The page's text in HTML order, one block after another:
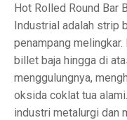
Hot Rolled Round Bar
Industrial adalah strip
penampang
billet baja hingga di
menggulungnya,
oksida coklat tua
industri metalurgi dan